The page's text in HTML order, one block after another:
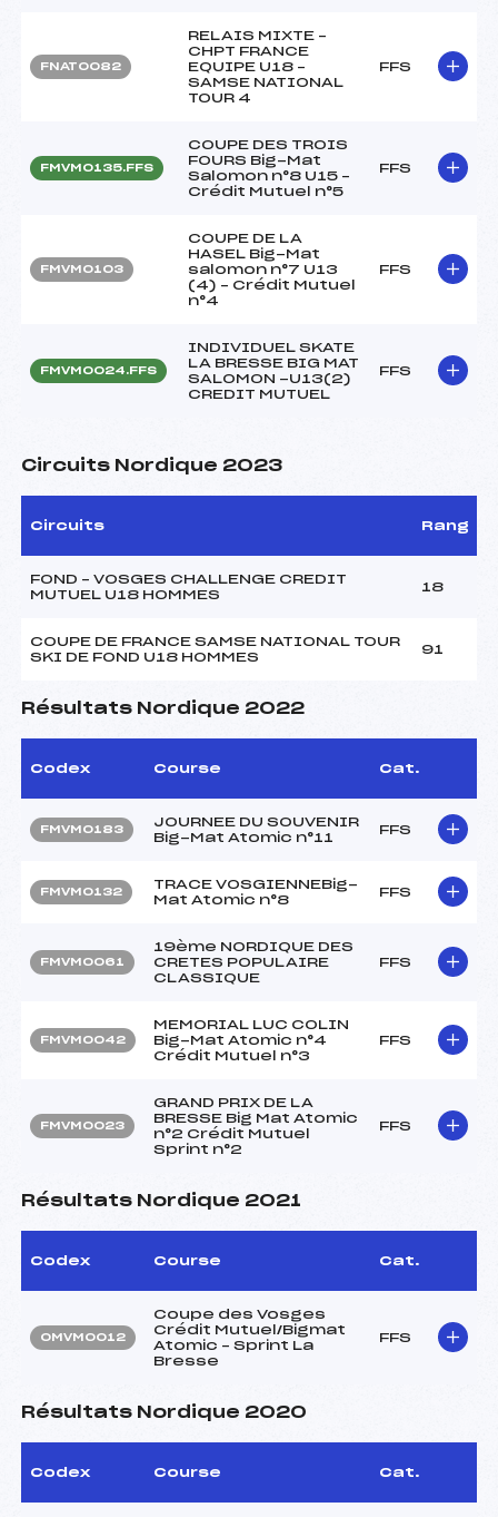
FNAT0082
RELAIS MIXTE –
CHPT FRANCE
EQUIPE U18 –
SAMSE NATIONAL
TOUR 4
FFS
FMVM0135.FFS
COUPE DES TROIS
FOURS Big-Mat
Salomon n°8 U15 –
Crédit Mutuel n°5
FFS
FMVM0103
COUPE DE LA
HASEL Big-Mat
salomon n°7 U13
(4) – Crédit Mutuel
n°4
FFS
FMVM0024.FFS
INDIVIDUEL SKATE
LA BRESSE BIG MAT
SALOMON -U13(2)
CREDIT MUTUEL
FFS
Circuits Nordique 2023
Circuits Rang
FOND – VOSGES CHALLENGE CREDIT
MUTUEL U18 HOMMES
18
COUPE DE FRANCE SAMSE NATIONAL TOUR
SKI DE FOND U18 HOMMES
91
Résultats Nordique 2022
Codex Course Cat.
FMVM0183
JOURNEE DU SOUVENIR
Big-Mat Atomic n°11
FFS
FMVM0132
TRACE VOSGIENNEBig-
Mat Atomic n°8
FFS
FMVM0061
19ème NORDIQUE DES
CRETES POPULAIRE
CLASSIQUE
FFS
FMVM0042
MEMORIAL LUC COLIN
Big-Mat Atomic n°4
Crédit Mutuel n°3
FFS
FMVM0023
GRAND PRIX DE LA
BRESSE Big Mat Atomic
n°2 Crédit Mutuel
Sprint n°2
FFS
Résultats Nordique 2021
Codex Course Cat.
OMVM0012
Coupe des Vosges
Crédit Mutuel/Bigmat
Atomic – Sprint La
Bresse
FFS
Résultats Nordique 2020
Codex Course Cat.